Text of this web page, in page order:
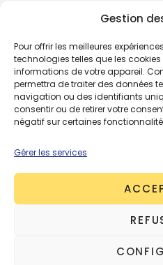
Gestion
Pour offrir les meilleures
technologies telles que les
informations de votre appareil.
permettra de traiter des données
navigation ou des identifiants
consentir ou de retirer votre
négatif sur certaines
Gérer les services
MATIÈRES ÉCO RESPONSABLE